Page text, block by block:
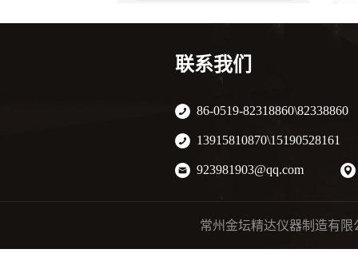
恒温振荡器
实验室磁力搅拌器
联系我们
86-0519-82318860\82338860
13915810870\15190528161
923981903@qq.com
常州金坛精达仪器制造